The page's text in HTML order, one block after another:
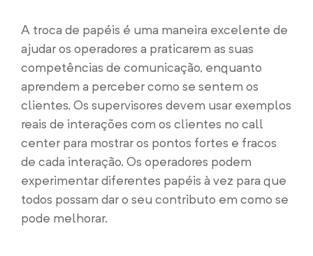
A troca de papéis é uma maneira excelente de
ajudar os operadores a praticarem as suas
competências de comunicação, enquanto
aprendem a perceber como se sentem os
clientes. Os supervisores devem usar exemplos
reais de interações com os clientes no call
center para mostrar os pontos fortes e fracos
de cada interação. Os operadores podem
experimentar diferentes papéis à vez para que
todos possam dar o seu contributo em como se
pode melhorar.